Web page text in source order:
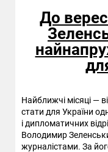
До
Найближчі місяці —
стати для України
і дипломатичних
Володимир
журналістами. За